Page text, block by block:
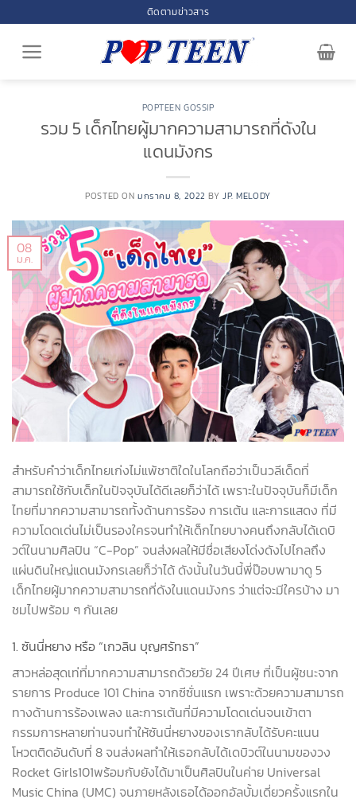
to
content
ติดตามข่าวสาร
POPTEEN GOSSIP
รวม 5 เด็กไทยผู้มากความสามารถที่ดังใน
แดนมังกร
POSTED ON มกราคม 8, 2022 BYJP. MELODY
08
ม.ค.
สำหรับคำว่าเด็กไทยเก่งไม่แพ้ชาติใดในโลกถือว่าเป็นวลีเด็ดที่
สามารถใช้กับเด็กในปัจจุบันได้ดีเลยก็ว่าได้ เพราะในปัจจุบันก็มีเด็ก
ไทยที่มากความสามารถทั้งด้านการร้อง การเต้น และการแสดง ที่มี
ความโดดเด่นไม่เป็นรองใครจนทำให้เด็กไทยบางคนถึงกลับได้เดบิ
วต์ในนามศิลปิน “C-Pop” จนส่งผลให้มีชื่อเสียงโด่งดังไปไกลถึง
แผ่นดินใหญ่แดนมังกรเลยก็ว่าได้ ดังนั้นในวันนี้พี่ป๊อบพามาดู 5
เด็กไทยผู้มากความสามารถที่ดังในแดนมังกร ว่าแต่จะมีใครบ้าง มา
ชมไปพร้อม ๆ กันเลย
1. ซันนี่หยาง หรือ “เกวลิน บุญศรัทธา”
สาวหล่อสุดเท่ที่มากความสามารถด้วยวัย 24 ปีเศษ ที่เป็นผู้ชนะจาก
รายการ Produce 101 China จากซีซั่นแรก เพราะด้วยความสามารถ
ทางด้านการร้องเพลง และการเต้นที่มีความโดดเด่นจนเข้าตา
กรรมการหลายท่านจนทำให้ซันนี่หยางของเรากลับได้รับคะแนน
โหวตติดอันดับที่ 8 จนส่งผลทำให้เธอกลับได้เดบิวต์ในนามของวง
Rocket Girls101พร้อมกับยังได้มาเป็นศิลปินในค่าย Universal
Music China (UMC) จนภายหลังเธอได้ออกอัลบั้มเดี่ยวครั้งแรกใน